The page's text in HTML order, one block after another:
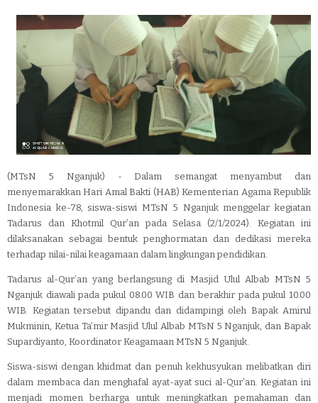
(MTsN 5 Nganjuk) - Dalam semangat menyambut dan
menyemarakkan Hari Amal Bakti (HAB) Kementerian Agama Republik
Indonesia ke-78, siswa-siswi MTsN 5 Nganjuk menggelar kegiatan
Tadarus dan Khotmil Qur’an pada Selasa (2/1/2024). Kegiatan ini
dilaksanakan sebagai bentuk penghormatan dan dedikasi mereka
terhadap nilai-nilai keagamaan dalam lingkungan pendidikan.
Tadarus al-Qur’an yang berlangsung di Masjid Ulul Albab MTsN 5
Nganjuk diawali pada pukul 08.00 WIB dan berakhir pada pukul 10.00
WIB. Kegiatan tersebut dipandu dan didampingi oleh Bapak Amirul
Mukminin, Ketua Ta’mir Masjid Ulul Albab MTsN 5 Nganjuk, dan Bapak
Supardiyanto, Koordinator Keagamaan MTsN 5 Nganjuk.
Siswa-siswi dengan khidmat dan penuh kekhusyukan melibatkan diri
dalam membaca dan menghafal ayat-ayat suci al-Qur’an. Kegiatan ini
menjadi momen berharga untuk meningkatkan pemahaman dan